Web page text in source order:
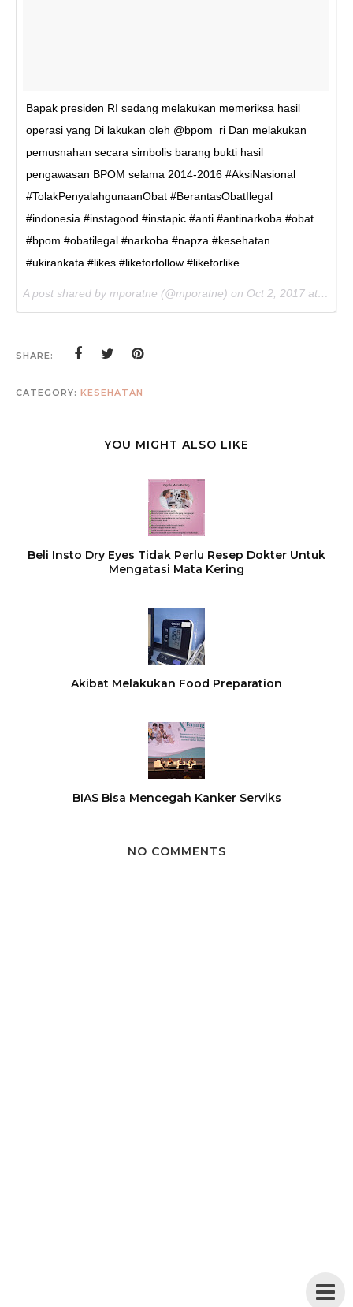
Bapak presiden RI sedang melakukan memeriksa hasil
operasi yang Di lakukan oleh @bpom_ri Dan melakukan
pemusnahan secara simbolis barang bukti hasil
pengawasan BPOM selama 2014-2016 #AksiNasional
#TolakPenyalahgunaanObat #BerantasObatIlegal
#indonesia #instagood #instapic #anti #antinarkoba #obat
#bpom #obatilegal #narkoba #napza #kesehatan
#ukirankata #likes #likeforfollow #likeforlike
A post shared by mporatne (@mporatne) on Oct 2, 2017 at 7:58pm PDT
SHARE:
CATEGORY: KESEHATAN
YOU MIGHT ALSO LIKE
Beli Insto Dry Eyes Tidak Perlu Resep Dokter Untuk
Mengatasi Mata Kering
Akibat Melakukan Food Preparation
BIAS Bisa Mencegah Kanker Serviks
NO COMMENTS